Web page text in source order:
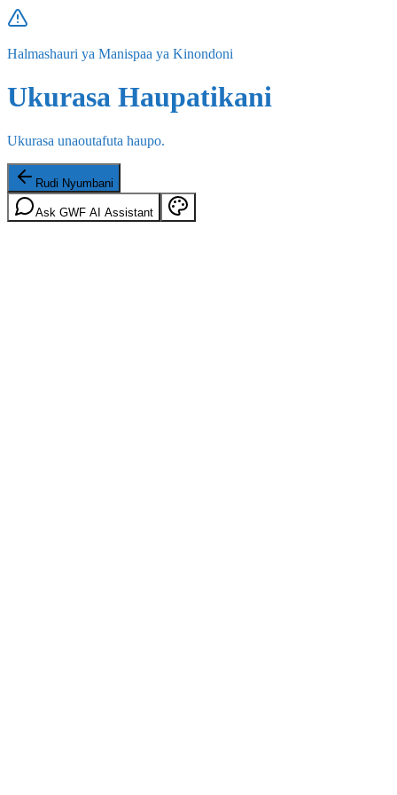
Halmashauri ya Manispaa ya Kinondoni
Ukurasa Haupatikani
Ukurasa unaoutafuta haupo.
Rudi Nyumbani
Ask GWF AI Assistant